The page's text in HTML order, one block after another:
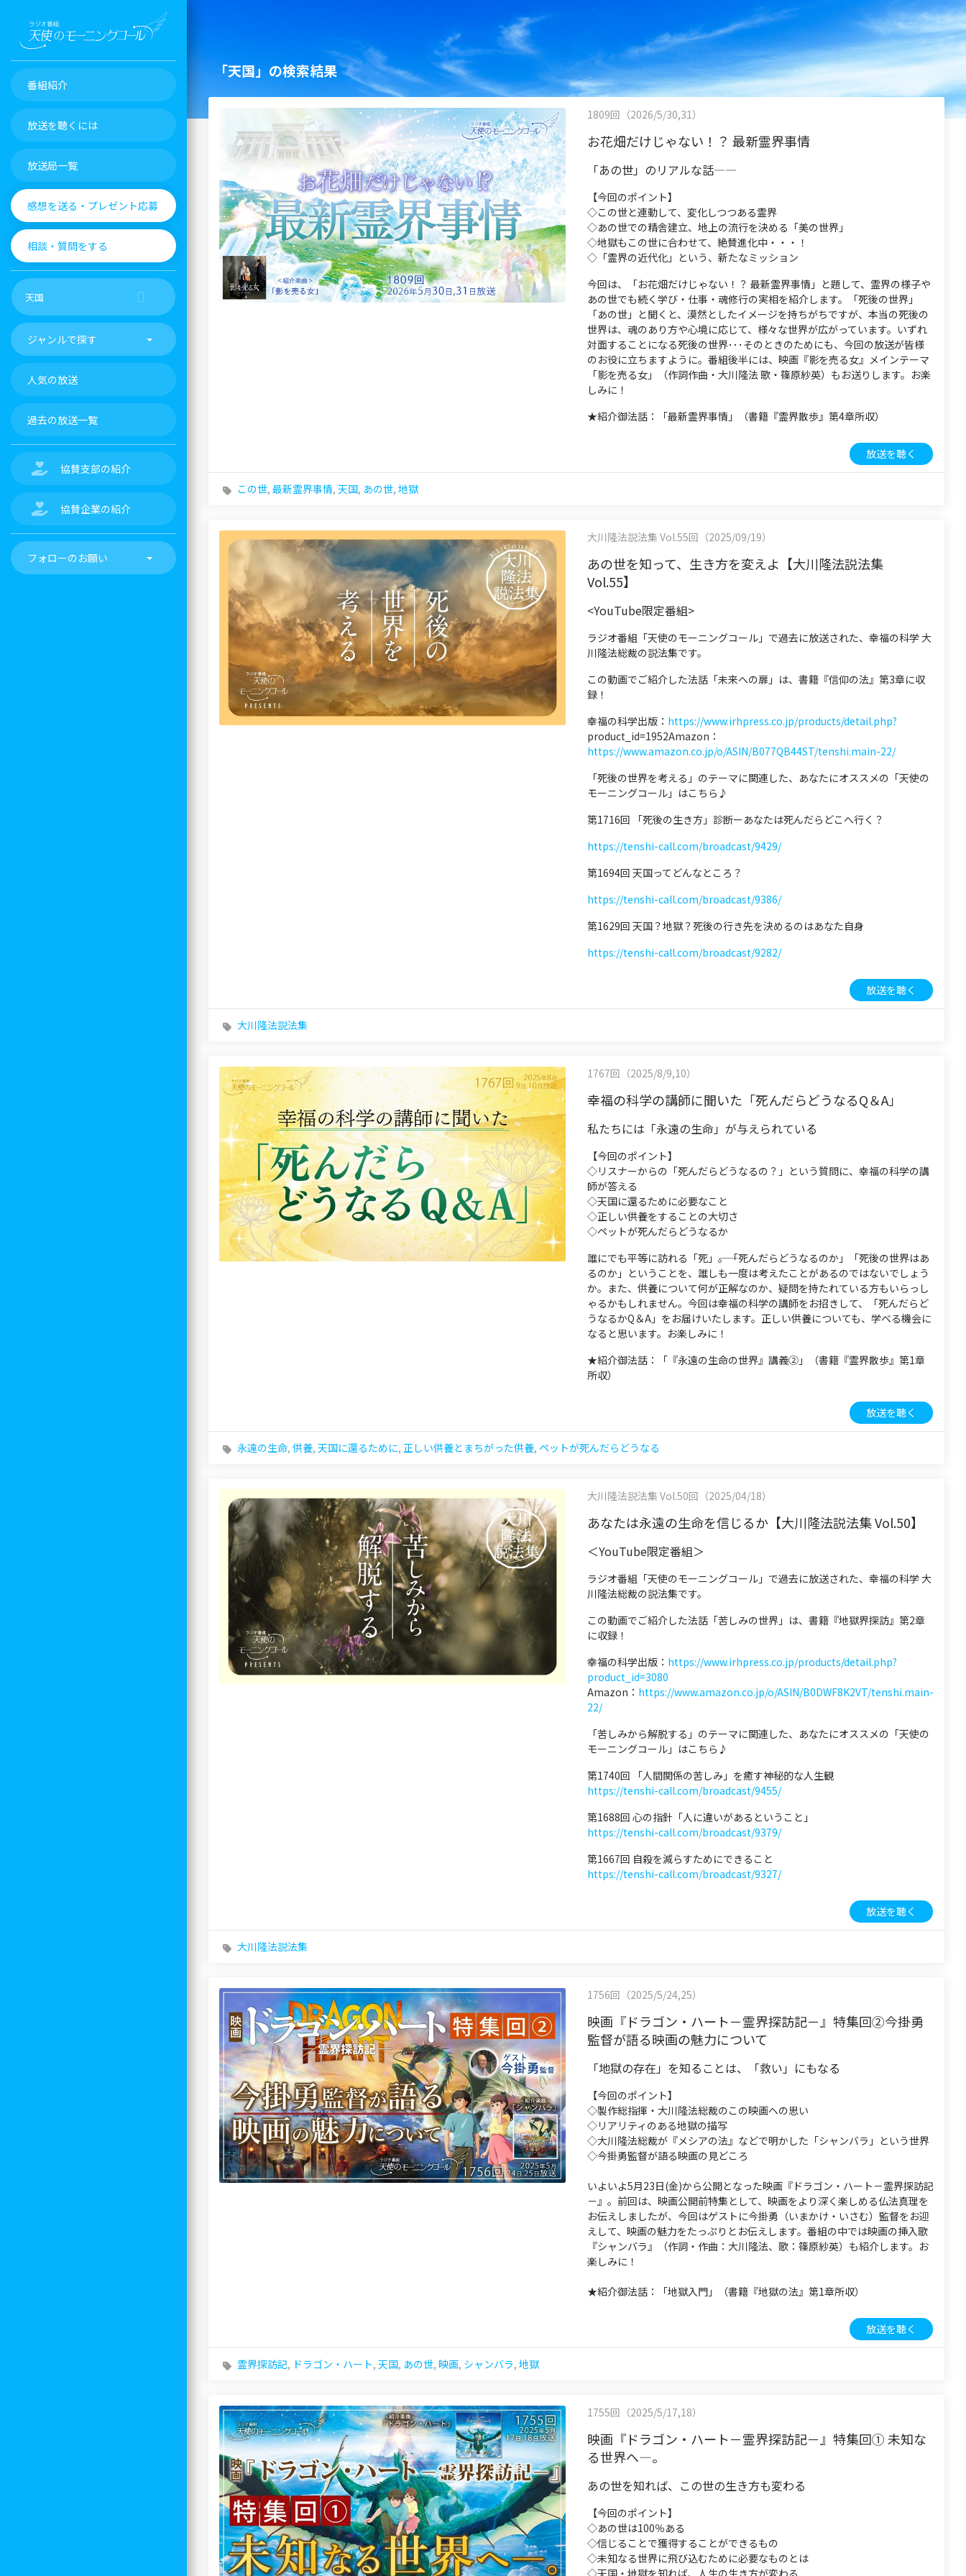
番組紹介
放送を聴くには
放送局一覧
感想を送る・プレゼント応募
相談・質問をする
ジャンルで探す
人気の放送
過去の放送一覧
協賛支部の紹介
協賛企業の紹介
フォローのお願い
「天国」の検索結果
1809回（2026/5/30,31）
お花畑だけじゃない！？ 最新霊界事情
「あの世」のリアルな話—―
【今回のポイント】
◇この世と連動して、変化しつつある霊界
◇あの世での精舎建立、地上の流行を決める「美の世界」
◇地獄もこの世に合わせて、絶賛進化中・・・！
◇「霊界の近代化」という、新たなミッション
今回は、「お花畑だけじゃない！？ 最新霊界事情」と題して、霊界の様子や
あの世でも続く学び・仕事・魂修行の実相を紹介します。「死後の世界」
「あの世」と聞くと、漠然としたイメージを持ちがちですが、本当の死後の
世界は、魂のあり方や心境に応じて、様々な世界が広がっています。いずれ
対面することになる死後の世界･･･そのときのためにも、今回の放送が皆様
のお役に立ちますように。番組後半には、映画『影を売る女』メインテーマ
「影を売る女」（作詞作曲・大川隆法 歌・篠原紗英）もお送りします。お楽
しみに！
★紹介御法話：「最新霊界事情」（書籍『霊界散歩』第4章所収）
放送を聴く
この世, 最新霊界事情, 天国, あの世, 地獄
大川隆法説法集 Vol.55回（2025/09/19）
あの世を知って、生き方を変えよ【大川隆法説法集
Vol.55】
<YouTube限定番組>
ラジオ番組「天使のモーニングコール」で過去に放送された、幸福の科学 大
川隆法総裁の説法集です。
この動画でご紹介した法話「未来への扉」は、書籍『信仰の法』第3章に収
録！
幸福の科学出版： https://www.irhpress.co.jp/products/detail.php?
product_id=1952Amazon：
https://www.amazon.co.jp/o/ASIN/B077QB44ST/tenshi.main-22/
「死後の世界を考える」のテーマに関連した、あなたにオススメの「天使の
モーニングコール」はこちら♪
第1716回 「死後の生き方」診断ーあなたは死んだらどこへ行く？
https://tenshi-call.com/broadcast/9429/
第1694回 天国ってどんなところ？
https://tenshi-call.com/broadcast/9386/
第1629回 天国？地獄？死後の行き先を決めるのはあなた自身
https://tenshi-call.com/broadcast/9282/
放送を聴く
大川隆法説法集
1767回（2025/8/9,10）
幸福の科学の講師に聞いた「死んだらどうなるQ＆A」
私たちには「永遠の生命」が与えられている
【今回のポイント】
◇リスナーからの「死んだらどうなるの？」という質問に、幸福の科学の講
師が答える
◇天国に還るために必要なこと
◇正しい供養をすることの大切さ
◇ペットが死んだらどうなるか
誰にでも平等に訪れる「死」――。「死んだらどうなるのか」「死後の世界はあ
るのか」ということを、誰しも一度は考えたことがあるのではないでしょう
か。また、供養について何が正解なのか、疑問を持たれている方もいらっし
ゃるかもしれません。今回は幸福の科学の講師をお招きして、「死んだらど
うなるかQ＆A」をお届けいたします。正しい供養についても、学べる機会に
なると思います。お楽しみに！
★紹介御法話：「『永遠の生命の世界』講義②」（書籍『霊界散歩』第1章
所収）
放送を聴く
永遠の生命, 供養, 天国に還るために, 正しい供養とまちがった供養, ペットが死んだらどうなる
大川隆法説法集 Vol.50回（2025/04/18）
あなたは永遠の生命を信じるか【大川隆法説法集 Vol.50】
＜YouTube限定番組＞
ラジオ番組「天使のモーニングコール」で過去に放送された、幸福の科学 大
川隆法総裁の説法集です。
この動画でご紹介した法話「苦しみの世界」は、書籍『地獄界探訪』第2章
に収録！
幸福の科学出版： https://www.irhpress.co.jp/products/detail.php?
product_id=3080
Amazon： https://www.amazon.co.jp/o/ASIN/B0DWF8K2VT/tenshi.main-
22/
「苦しみから解脱する」のテーマに関連した、あなたにオススメの「天使の
モーニングコール」はこちら♪
第1740回 「人間関係の苦しみ」を癒す神秘的な人生観
https://tenshi-call.com/broadcast/9455/
第1688回 心の指針「人に違いがあるということ」
https://tenshi-call.com/broadcast/9379/
第1667回 自殺を減らすためにできること
https://tenshi-call.com/broadcast/9327/
放送を聴く
大川隆法説法集
1756回（2025/5/24,25）
映画『ドラゴン・ハート－霊界探訪記－』特集回②今掛勇
監督が語る映画の魅力について
「地獄の存在」を知ることは、「救い」にもなる
【今回のポイント】
◇製作総指揮・大川隆法総裁のこの映画への思い
◇リアリティのある地獄の描写
◇大川隆法総裁が『メシアの法』などで明かした「シャンバラ」という世界
◇今掛勇監督が語る映画の見どころ
いよいよ5月23日(金)から公開となった映画『ドラゴン・ハート－霊界探訪記
－』。前回は、映画公開前特集として、映画をより深く楽しめる仏法真理を
お伝えしましたが、今回はゲストに今掛勇（いまかけ・いさむ）監督をお迎
えして、映画の魅力をたっぷりとお伝えします。番組の中では映画の挿入歌
『シャンバラ』（作詞・作曲：大川隆法、歌：篠原紗英）も紹介します。お
楽しみに！
★紹介御法話：「地獄入門」（書籍『地獄の法』第1章所収）
放送を聴く
霊界探訪記, ドラゴン・ハート, 天国, あの世, 映画, シャンバラ, 地獄
1755回（2025/5/17,18）
映画『ドラゴン・ハート－霊界探訪記－』特集回① 未知な
る世界へ―。
あの世を知れば、この世の生き方も変わる
【今回のポイント】
◇あの世は100％ある
◇信じることで獲得することができるもの
◇未知なる世界に飛び込むために必要なものとは
◇天国・地獄を知れば、人生の生き方が変わる